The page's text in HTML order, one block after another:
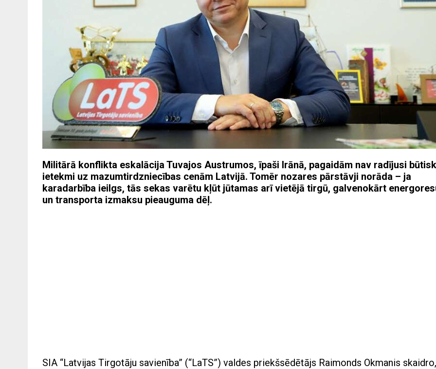
Militārā konflikta eskalācija Tuvajos Austrumos, īpaši Irānā, pagaidām nav radījusi
ietekmi uz mazumtirdzniecības cenām Latvijā. Tomēr nozares pārstāvji norāda – ja
karadarbība ieilgs, tās sekas varētu kļūt jūtamas arī vietējā tirgū, galvenokārt
un transporta izmaksu pieauguma dēļ.
SIA “Latvijas Tirgotāju savienība” (“LaTS”) valdes priekšsēdētājs Raimonds Okmanis